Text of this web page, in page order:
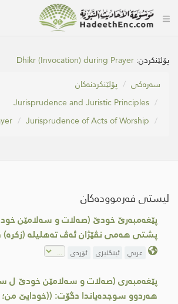
پۆلێنکردن:Dhikr (Invocation) during Prayer
سه‌ره‌كی
پۆلێنکردنەکان
Jurisprudence and Juristic Principles
Jurisprudence of Acts of Worship
لیستی فەرموودەکان
پێغه‌مبه‌رێ خودێ (صه‌لات و سه‌لامێن
پشتی هه‌می نڤێژان ئه‌ڤ ته‌هلیله‌ (زكره‌)
عربي ئینگلیزی ئۆردی
پێغه‌مبه‌ری (صه‌لات و سه‌لامێن خودێ ل
هه‌ردوو سوجده‌یاندا دگۆت: ((خودایێ